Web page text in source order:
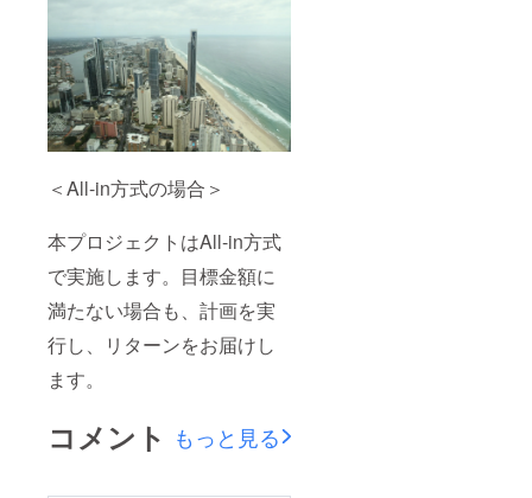
＜All-in方式の場合＞
本プロジェクトはAll-in方式
で実施します。目標金額に
満たない場合も、計画を実
行し、リターンをお届けし
ます。
コメント もっと見る